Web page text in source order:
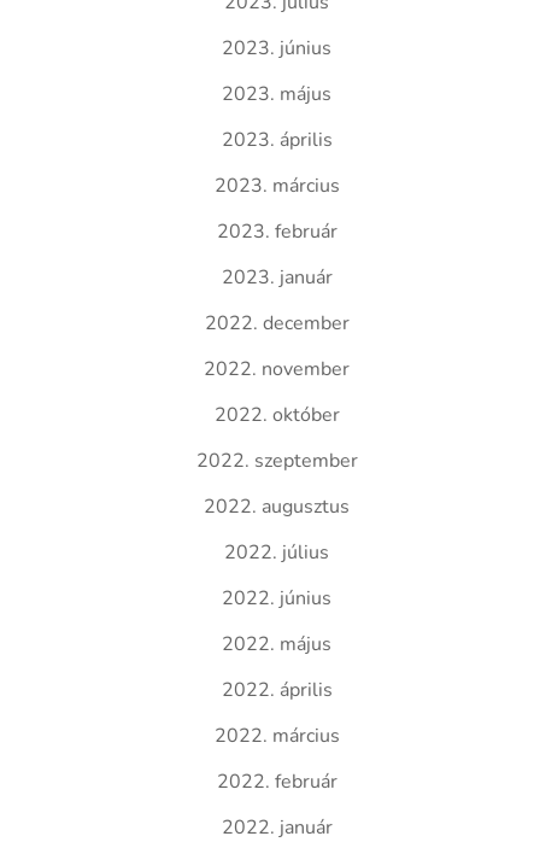
2023. június
2023. május
2023. április
2023. március
2023. február
2023. január
2022. december
2022. november
2022. október
2022. szeptember
2022. augusztus
2022. július
2022. június
2022. május
2022. április
2022. március
2022. február
2022. január